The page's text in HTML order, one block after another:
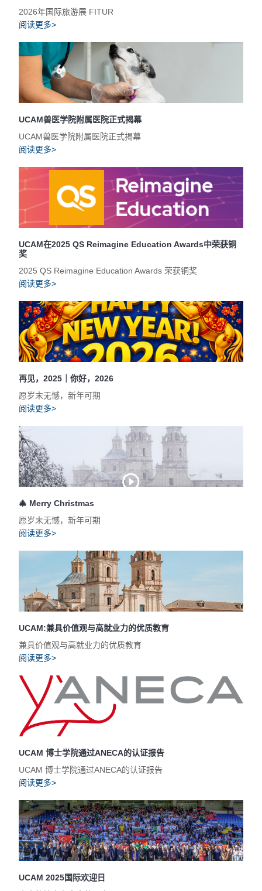
2026年国际旅游展 FITUR
阅读更多>
UCAM兽医学院附属医院正式揭幕
UCAM兽医学院附属医院正式揭幕
阅读更多>
UCAM在2025 QS Reimagine Education Awards中荣获铜
奖
2025 QS Reimagine Education Awards 荣获铜奖
阅读更多>
再见，2025｜你好，2026
愿岁末无憾，新年可期
阅读更多>
🎄 Merry Christmas
愿岁末无憾，新年可期
阅读更多>
UCAM:兼具价值观与高就业力的优质教育
兼具价值观与高就业力的优质教育
阅读更多>
UCAM 博士学院通过ANECA的认证报告
UCAM 博士学院通过ANECA的认证报告
阅读更多>
UCAM 2025国际欢迎日